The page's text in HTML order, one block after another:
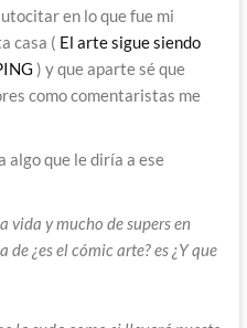
en lo que fue mi
casa ( El arte sigue siendo
) y que aparte sé que
como comentaristas me
algo que le diría a ese
vida y mucho de supers en
¿es el cómic arte? es ¿Y que